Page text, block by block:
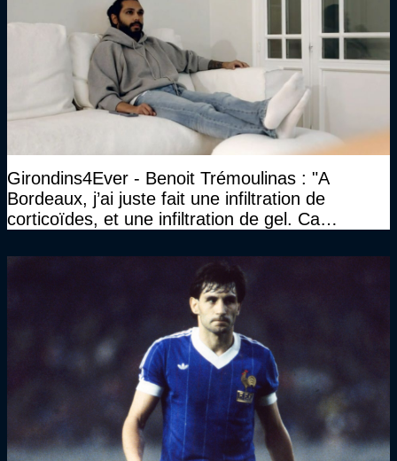
Girondins4Ever - Benoit Trémoulinas : "A
Bordeaux, j’ai juste fait une infiltration de
corticoïdes, et une infiltration de gel. Ca